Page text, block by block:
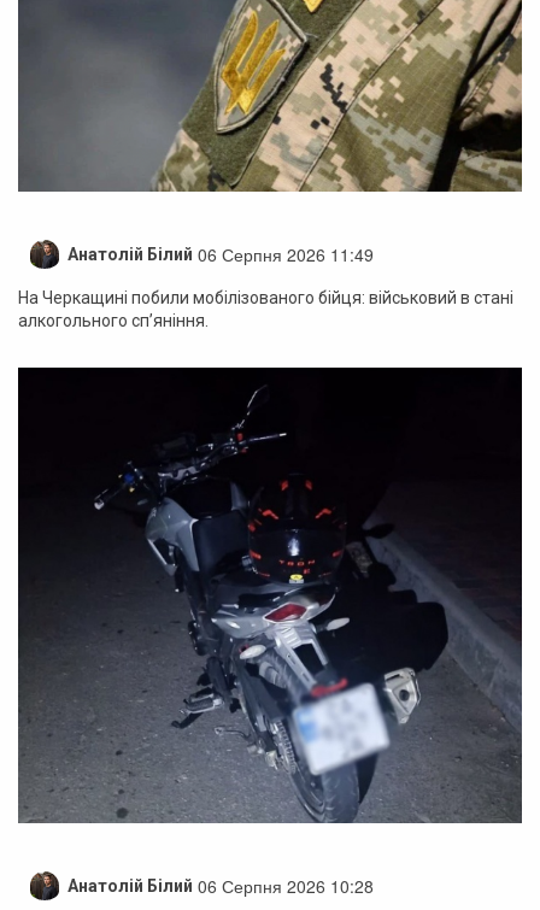
Анатолій Білий 06 Серпня 2026 11:49
На Черкащині побили мобілізованого бійця: військовий в стані
алкогольного сп’яніння.
Анатолій Білий 06 Серпня 2026 10:28